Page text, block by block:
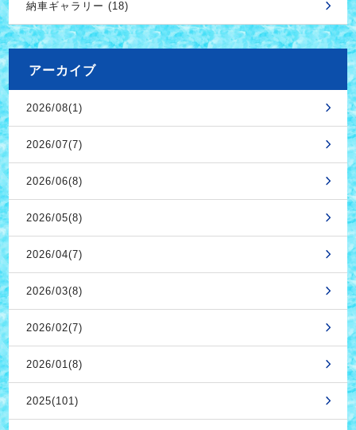
納車ギャラリー (18)
アーカイブ
2026/08(1)
2026/07(7)
2026/06(8)
2026/05(8)
2026/04(7)
2026/03(8)
2026/02(7)
2026/01(8)
2025(101)